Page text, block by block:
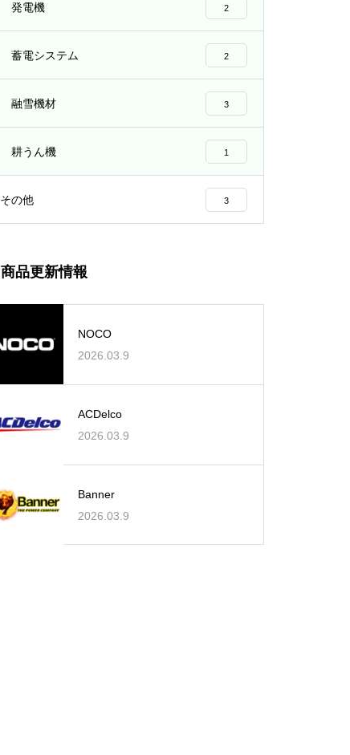
発電機 2
蓄電システム 2
融雪機材 3
耕うん機 1
その他 3
商品更新情報
NOCO
2026.03.9
ACDelco
2026.03.9
Banner
2026.03.9